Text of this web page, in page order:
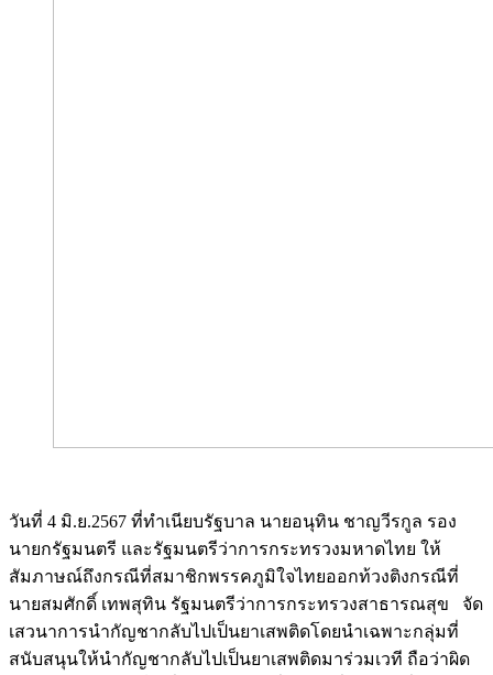
วันที่ 4 มิ.ย.2567 ที่ทำเนียบรัฐบาล นายอนุทิน ชาญวีรกูล รอง
นายกรัฐมนตรี และรัฐมนตรีว่าการกระทรวงมหาดไทย ให้
สัมภาษณ์ถึงกรณีที่สมาชิกพรรคภูมิใจไทยออกท้วงติงกรณีที่
นายสมศักดิ์ เทพสุทิน รัฐมนตรีว่าการกระทรวงสาธารณสุข จัด
เสวนาการนำกัญชากลับไปเป็นยาเสพติดโดยนำเฉพาะกลุ่มที่
สนับสนุนให้นำกัญชากลับไปเป็นยาเสพติดมาร่วมเวที ถือว่าผิด